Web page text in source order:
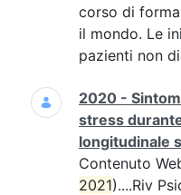
corso di
il mondo. Le
pazienti non
2020 -
stress
longitudinale
Contenuto
2021)....Riv